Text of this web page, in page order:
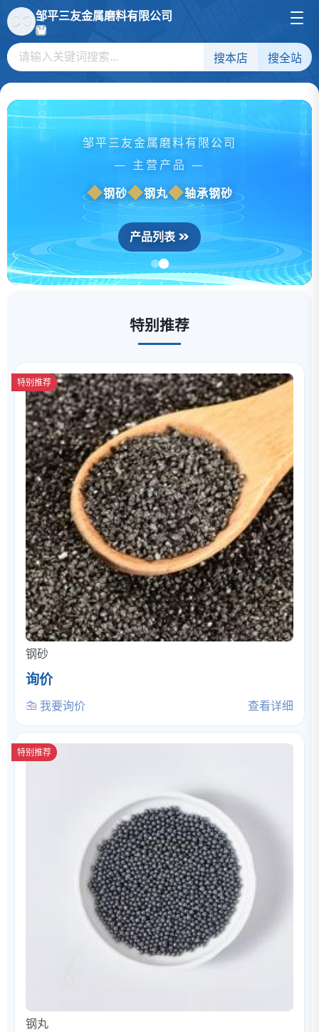
邹平三友金属磨料有限公司
搜本店 搜全站
邹平三友金属磨料有限公司
— 主营产品 —
钢砂
钢丸 轴承钢砂
产品列表
特别推荐
特别推荐
钢砂
询价
我要询价 查看详细
特别推荐
钢丸